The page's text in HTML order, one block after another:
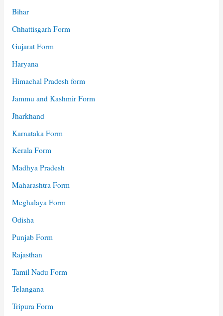
Bihar
Chhattisgarh Form
Gujarat Form
Haryana
Himachal Pradesh form
Jammu and Kashmir Form
Jharkhand
Karnataka Form
Kerala Form
Madhya Pradesh
Maharashtra Form
Meghalaya Form
Odisha
Punjab Form
Rajasthan
Tamil Nadu Form
Telangana
Tripura Form